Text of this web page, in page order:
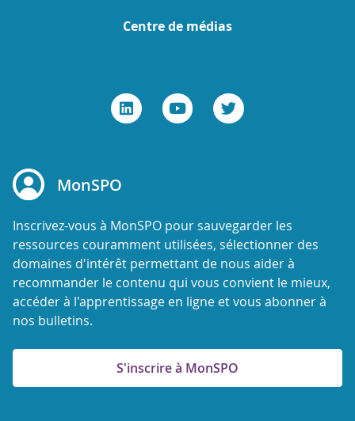
Centre de médias
MonSPO
Inscrivez-vous à MonSPO pour sauvegarder les
ressources couramment utilisées, sélectionner des
domaines d'intérêt permettant de nous aider à
recommander le contenu qui vous convient le mieux,
accéder à l'apprentissage en ligne et vous abonner à
nos bulletins.
S'inscrire à MonSPO